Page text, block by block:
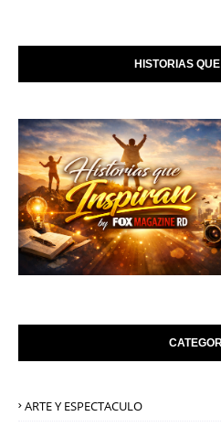
HISTORIAS
ARTE Y ESPECTACULO